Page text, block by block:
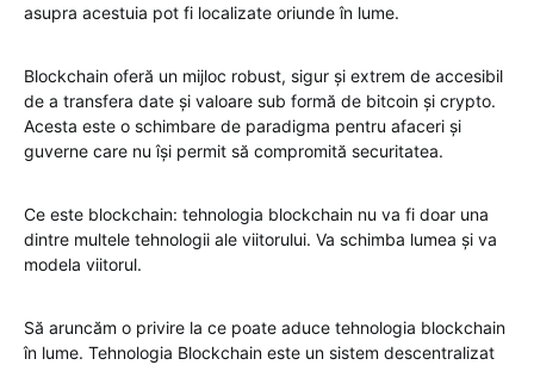
asupra acestuia pot fi localizate oriunde în lume.
Blockchain oferă un mijloc robust, sigur și extrem de accesibil
de a transfera date și valoare sub formă de bitcoin și crypto.
Acesta este o schimbare de paradigma pentru afaceri și
guverne care nu își permit să compromită securitatea.
Ce este blockchain: tehnologia blockchain nu va fi doar una
dintre multele tehnologii ale viitorului. Va schimba lumea și va
modela viitorul.
Să aruncăm o privire la ce poate aduce tehnologia blockchain
în lume. Tehnologia Blockchain este un sistem descentralizat